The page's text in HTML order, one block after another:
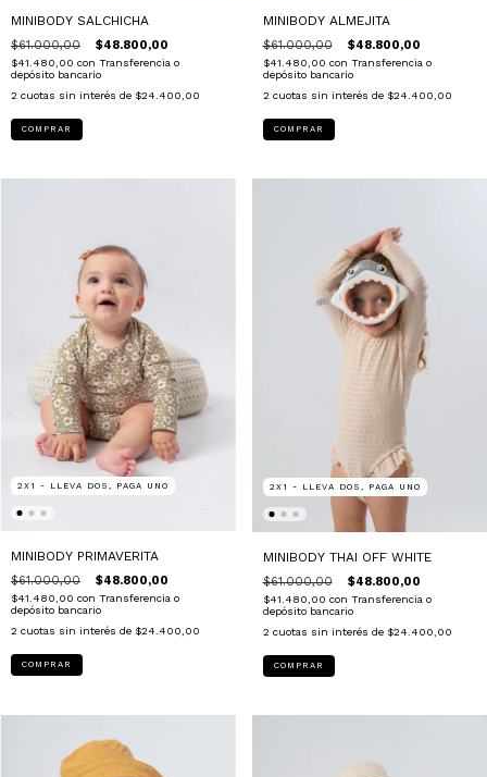
MINIBODY SALCHICHA
$61.000,00 $48.800,00
$41.480,00 con Transferencia o
depósito bancario
2 cuotas sin interés de $24.400,00
COMPRAR
MINIBODY ALMEJITA
$61.000,00 $48.800,00
$41.480,00 con Transferencia o
depósito bancario
2 cuotas sin interés de $24.400,00
COMPRAR
2X1 - LLEVA DOS, PAGA UNO
MINIBODY PRIMAVERITA
$61.000,00 $48.800,00
$41.480,00 con Transferencia o
depósito bancario
2 cuotas sin interés de $24.400,00
COMPRAR
2X1 - LLEVA DOS, PAGA UNO
MINIBODY THAI OFF WHITE
$61.000,00 $48.800,00
$41.480,00 con Transferencia o
depósito bancario
2 cuotas sin interés de $24.400,00
COMPRAR